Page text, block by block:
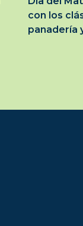
con los
panadería